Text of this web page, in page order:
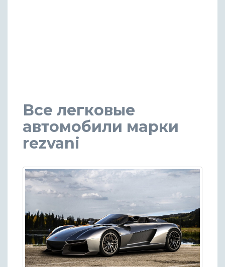
Все легковые
автомобили марки
rezvani